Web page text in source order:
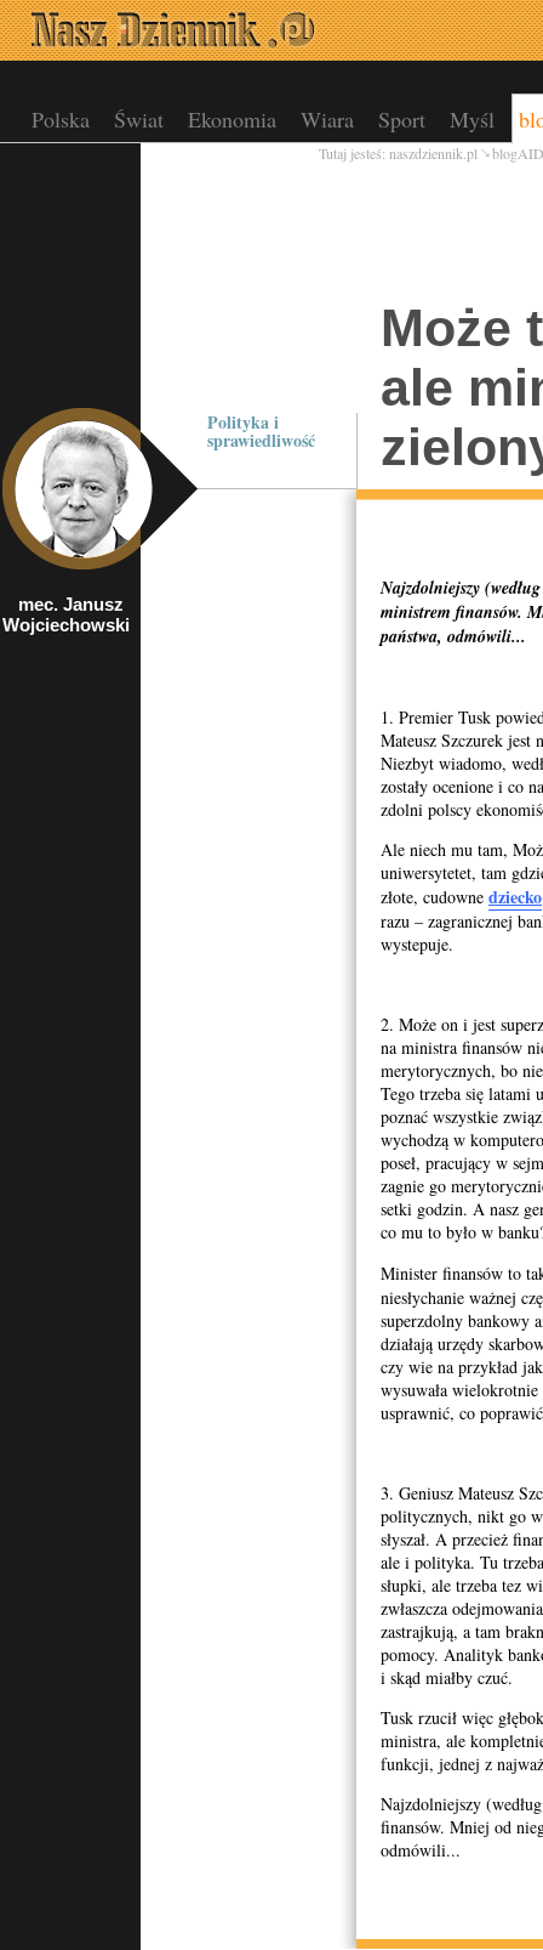
Polska Świat Ekonomia Wiara Sport Myśl
Tutaj jesteś: naszdziennik.pl blogAID
Polityka i
sprawiedliwość
Może
ale
mec. Janusz
Wojciechowski
Najzdolniejszy
ministrem finansów.
państwa, odmówili...
1. Premier Tusk
Mateusz Szczurek jest
Niezbyt wiadomo,
zostały ocenione i co
zdolni polscy
Ale niech mu tam,
uniwersytetet, tam
złote, cudowne dziecko
razu – zagranicznej
wystepuje.
2. Może on i jest
na ministra finansów
merytorycznych, bo
Tego trzeba się latami
poznać wszystkie
wychodzą w
poseł, pracujący w
zagnie go
setki godzin. A nasz
co mu to było w
Minister finansów to
niesłychanie ważnej
superzdolny bankowy
działają urzędy
czy wie na przykład
wysuwała
usprawnić, co
3. Geniusz Mateusz
politycznych, nikt go
słyszał. A przecież
ale i polityka. Tu
słupki, ale trzeba tez
zwłaszcza
zastrajkują, a tam
pomocy. Analityk
i skąd miałby czuć.
Tusk rzucił więc
ministra, ale
funkcji, jednej z
Najzdolniejszy
finansów. Mniej od
odmówili...